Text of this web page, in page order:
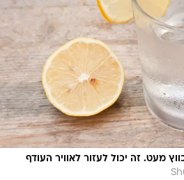
מעט. זה יכול לעזור לאוויר העודף